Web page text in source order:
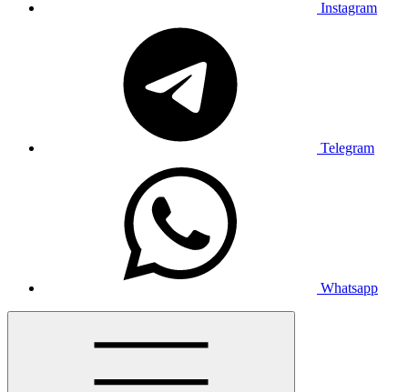
Instagram
Telegram
Whatsapp